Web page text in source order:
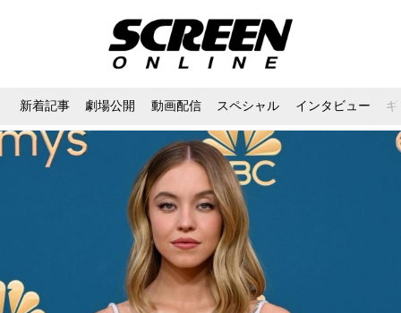
新着記事 劇場公開 動画配信 スペシャル インタビュー